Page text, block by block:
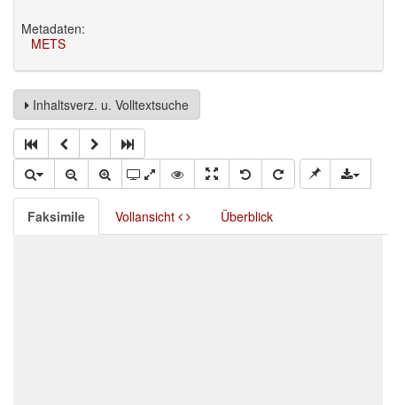
Metadaten:
METS
Inhaltsverz. u. Volltextsuche
Faksimile Vollansicht Überblick